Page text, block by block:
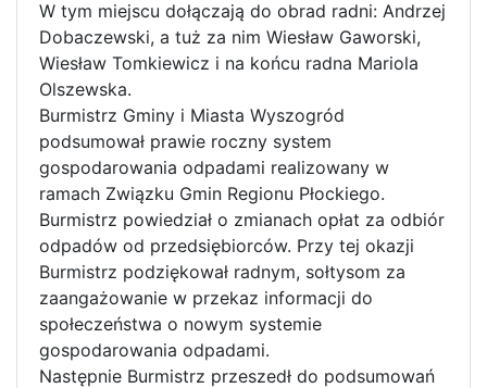
W tym miejscu dołączają do obrad radni: Andrzej
Dobaczewski, a tuż za nim Wiesław Gaworski,
Wiesław Tomkiewicz i na końcu radna Mariola
Olszewska.
Burmistrz Gminy i Miasta Wyszogród
podsumował prawie roczny system
gospodarowania odpadami realizowany w
ramach Związku Gmin Regionu Płockiego.
Burmistrz powiedział o zmianach opłat za odbiór
odpadów od przedsiębiorców. Przy tej okazji
Burmistrz podziękował radnym, sołtysom za
zaangażowanie w przekaz informacji do
społeczeństwa o nowym systemie
gospodarowania odpadami.
Następnie Burmistrz przeszedł do podsumowań